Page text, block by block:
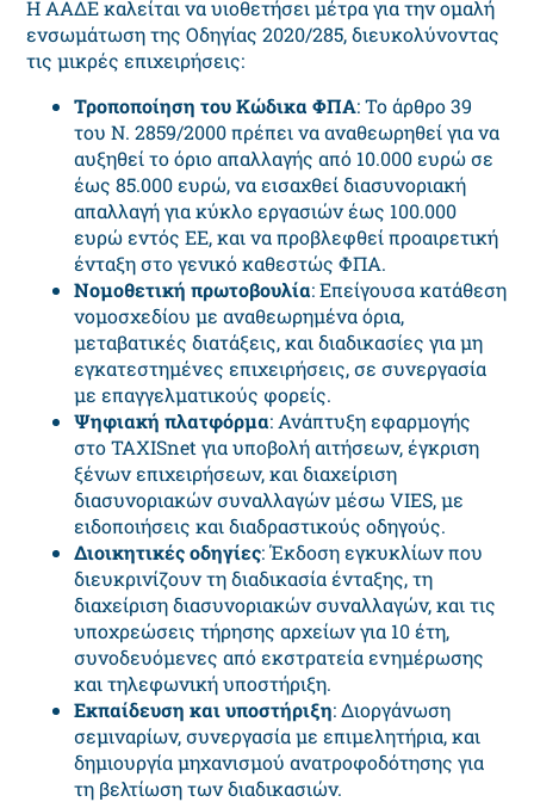
Η ΑΑΔΕ καλείται να υιοθετήσει μέτρα για την ομαλή
ενσωμάτωση της Οδηγίας 2020/285, διευκολύνοντας
τις μικρές επιχειρήσεις:
Τροποποίηση του Κώδικα ΦΠΑ: Το άρθρο 39
του Ν. 2859/2000 πρέπει να αναθεωρηθεί για να
αυξηθεί το όριο απαλλαγής από 10.000 ευρώ σε
έως 85.000 ευρώ, να εισαχθεί διασυνοριακή
απαλλαγή για κύκλο εργασιών έως 100.000
ευρώ εντός ΕΕ, και να προβλεφθεί προαιρετική
ένταξη στο γενικό καθεστώς ΦΠΑ.
Νομοθετική πρωτοβουλία: Επείγουσα κατάθεση
νομοσχεδίου με αναθεωρημένα όρια,
μεταβατικές διατάξεις, και διαδικασίες για μη
εγκατεστημένες επιχειρήσεις, σε συνεργασία
με επαγγελματικούς φορείς.
Ψηφιακή πλατφόρμα: Ανάπτυξη εφαρμογής
στοTAXISnet για υποβολή αιτήσεων, έγκριση
ξένων επιχειρήσεων, και διαχείριση
διασυνοριακών συναλλαγών μέσωVIES, με
ειδοποιήσεις και διαδραστικούς οδηγούς.
Διοικητικές οδηγίες: Έκδοση εγκυκλίων που
διευκρινίζουν τη διαδικασία ένταξης, τη
διαχείριση διασυνοριακών συναλλαγών, και τις
υποχρεώσεις τήρησης αρχείων για 10 έτη,
συνοδευόμενες από εκστρατεία ενημέρωσης
και τηλεφωνική υποστήριξη.
Εκπαίδευση και υποστήριξη: Διοργάνωση
σεμιναρίων, συνεργασία με επιμελητήρια, και
δημιουργία μηχανισμού ανατροφοδότησης για
τη βελτίωση των διαδικασιών.